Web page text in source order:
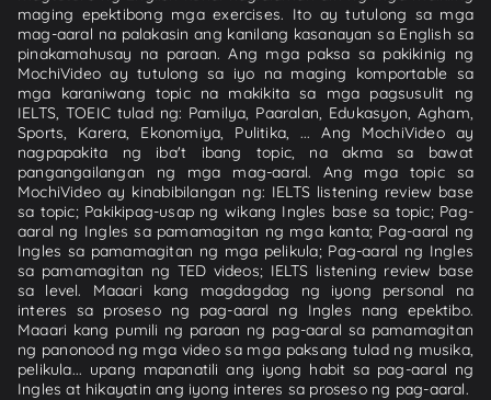
maging epektibong mga exercises. Ito ay tutulong sa mga
mag-aaral na palakasin ang kanilang kasanayan sa English sa
pinakamahusay na paraan. Ang mga paksa sa pakikinig ng
MochiVideo ay tutulong sa iyo na maging komportable sa
mga karaniwang topic na makikita sa mga pagsusulit ng
IELTS, TOEIC tulad ng: Pamilya, Paaralan, Edukasyon, Agham,
Sports, Karera, Ekonomiya, Pulitika, ... Ang MochiVideo ay
nagpapakita ng iba't ibang topic, na akma sa bawat
pangangailangan ng mga mag-aaral. Ang mga topic sa
MochiVideo ay kinabibilangan ng: IELTS listening review base
sa topic; Pakikipag-usap ng wikang Ingles base sa topic; Pag-
aaral ng Ingles sa pamamagitan ng mga kanta; Pag-aaral ng
Ingles sa pamamagitan ng mga pelikula; Pag-aaral ng Ingles
sa pamamagitan ng TED videos; IELTS listening review base
sa level. Maaari kang magdagdag ng iyong personal na
interes sa proseso ng pag-aaral ng Ingles nang epektibo.
Maaari kang pumili ng paraan ng pag-aaral sa pamamagitan
ng panonood ng mga video sa mga paksang tulad ng musika,
pelikula... upang mapanatili ang iyong habit sa pag-aaral ng
Ingles at hikayatin ang iyong interes sa proseso ng pag-aaral.